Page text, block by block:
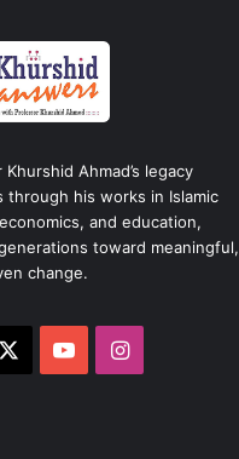
Ahmad’s legacy
through his works in Islamic
and education,
toward meaningful,
change.
YouTubeInstagram